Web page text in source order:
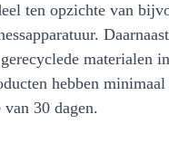
ten opzichte van
materialen
hebben minimaal
30 dagen.